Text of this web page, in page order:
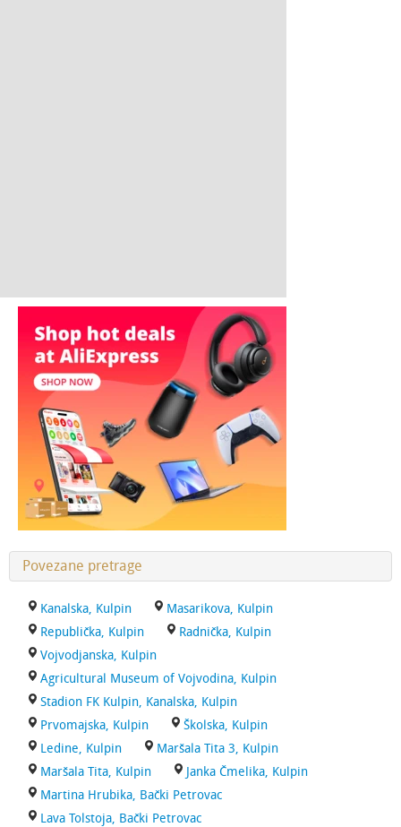
Povezane pretrage
Kanalska, Kulpin
Masarikova, Kulpin
Republička, Kulpin
Radnička, Kulpin
Vojvodjanska, Kulpin
Agricultural Museum of Vojvodina, Kulpin
Stadion FK Kulpin, Kanalska, Kulpin
Prvomajska, Kulpin
Školska, Kulpin
Ledine, Kulpin
Maršala Tita 3, Kulpin
Maršala Tita, Kulpin
Janka Čmelika, Kulpin
Martina Hrubika, Bački Petrovac
Lava Tolstoja, Bački Petrovac